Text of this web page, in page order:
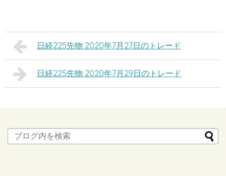
日経225先物 2020年7月27日のトレード
日経225先物 2020年7月29日のトレード